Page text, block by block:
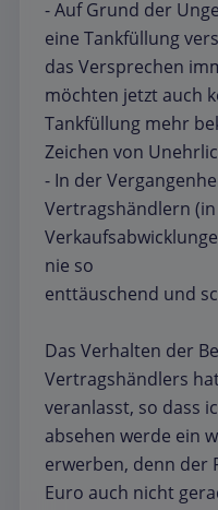
- Auf Grund der
eine Tankfüllung
das Versprechen
möchten jetzt auch
Tankfüllung mehr
Zeichen von
- In der
Vertragshändlern (in
nie so
enttäuschend und
Das Verhalten der
Vertragshändlers
veranlasst, so dass
absehen werde ein
erwerben, denn der
Euro auch nicht